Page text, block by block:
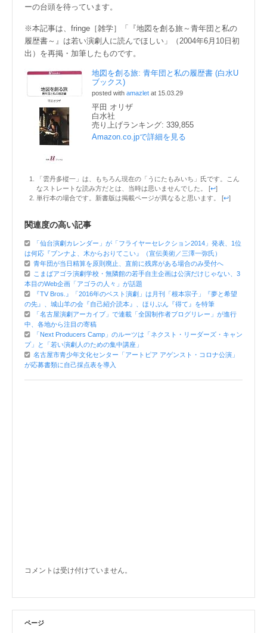
ーの台頭を待っています。
※本記事は、fringe［雑学］「『地図を創る旅～青年団と私の
履歴書～』は若い演劇人に読んでほしい」（2004年6月10日初
出）を再掲・加筆したものです。
地図を創る旅: 青年団と私の履歴書 (白水U
ブックス)
posted with amazlet at 15.03.29
平田 オリザ
白水社
売り上げランキング: 339,855
Amazon.co.jpで詳細を見る
「雲丹多樅一」は、もちろん現在の「うにたもみいち」氏です。こん
なストレートな読み方だとは、当時は思いませんでした。 [↩]
単行本の場合です。新書版は掲載ページが異なると思います。 [↩]
関連度の高い記事
「仙台演劇カレンダー」が「フライヤーセレクション2014」発表、1位
は何応『ブンナよ、木からおりてこい』（宣伝美術／三澤一弥氏）
青年団が当日精算を原則廃止、直前に残席がある場合のみ受付へ
こまばアゴラ演劇学校・無隣館の若手自主企画は公演だけじゃない、3
本目のWeb企画「アゴラの人々」が話題
『TV Bros.』「2016年のベスト演劇」は月刊「根本宗子」『夢と希望
の先』、城山羊の会『自己紹介読本』、ほりぶん『得て』を特筆
「名古屋演劇アーカイブ」で連載「全国制作者ブログリレー」が進行
中、各地から注目の寄稿
「Next Producers Camp」のルーツは「ネクスト・リーダーズ・キャン
プ」と「若い演劇人のための集中講座」
名古屋市青少年文化センター「アートピア アゲンスト・コロナ公演」
が応募書類に自己採点表を導入
コメントは受け付けていません。
ページ